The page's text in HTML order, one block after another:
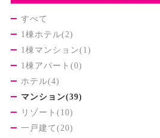
すべて
1棟ホテル(2)
1棟マンション(1)
1棟アパート(0)
ホテル(4)
マンション(39)
リゾート(10)
一戸建て(20)